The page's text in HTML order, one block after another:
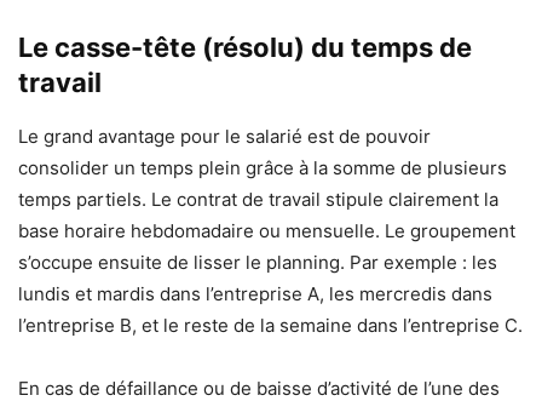
Le casse-tête (résolu) du temps de
travail
Le grand avantage pour le salarié est de pouvoir
consolider un temps plein grâce à la somme de plusieurs
temps partiels. Le contrat de travail stipule clairement la
base horaire hebdomadaire ou mensuelle. Le groupement
s’occupe ensuite de lisser le planning. Par exemple : les
lundis et mardis dans l’entreprise A, les mercredis dans
l’entreprise B, et le reste de la semaine dans l’entreprise C.
En cas de défaillance ou de baisse d’activité de l’une des